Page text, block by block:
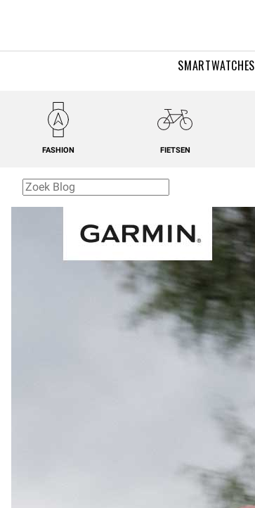
SMARTWATCHES
FASHION FIETSEN